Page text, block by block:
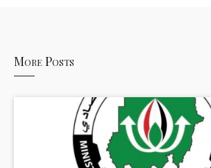
More Posts